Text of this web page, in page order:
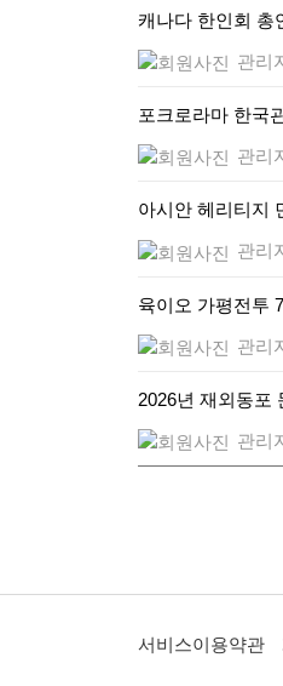
캐나다 한인회 총
관리
포크로라마 한국
관리
아시안 헤리티지
관리
육이오 가평전투
관리
2026년 재외동포
관리
서비스이용약관